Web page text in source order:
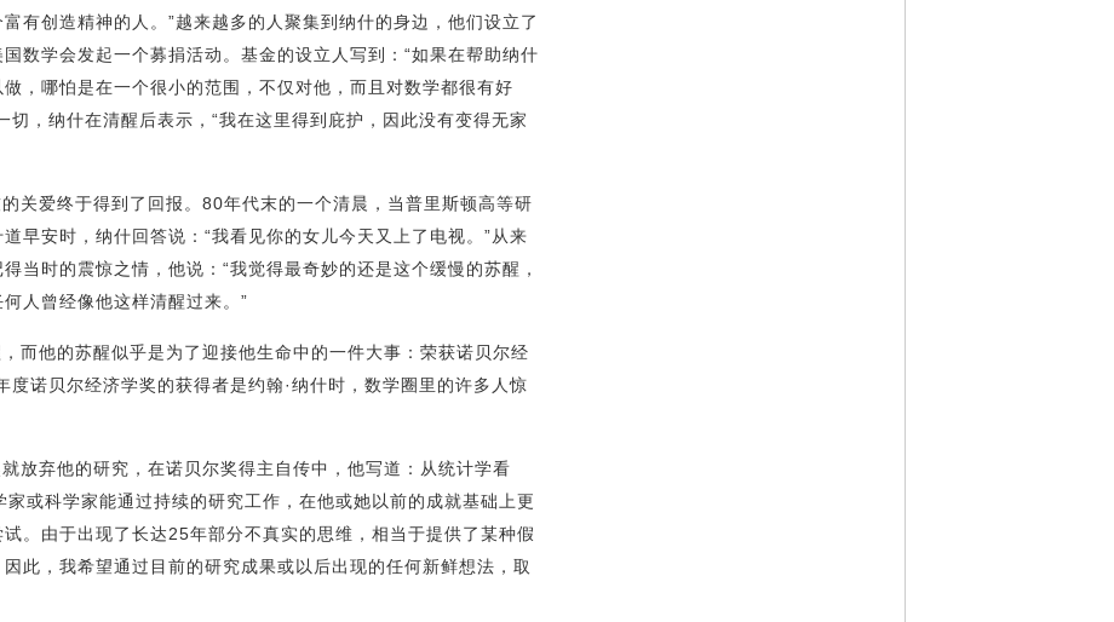
有创造精神的人。”越来越多的人聚集到纳什的身边，他们设立了
数学会发起一个募捐活动。基金的设立人写到：“如果在帮助纳什
，哪怕是在一个很小的范围，不仅对他，而且对数学都很有好
切，纳什在清醒后表示，“我在这里得到庇护，因此没有变得无家
关爱终于得到了回报。80年代末的一个清晨，当普里斯顿高等研
早安时，纳什回答说：“我看见你的女儿今天又上了电视。”从来
当时的震惊之情，他说：“我觉得最奇妙的还是这个缓慢的苏醒，
何人曾经像他这样清醒过来。”
而他的苏醒似乎是为了迎接他生命中的一件大事：荣获诺贝尔经
诺贝尔经济学奖的获得者是约翰·纳什时，数学圈里的许多人惊
放弃他的研究，在诺贝尔奖得主自传中，他写道：从统计学看
或科学家能通过持续的研究工作，在他或她以前的成就基础上更
。由于出现了长达25年部分不真实的思维，相当于提供了某种假
此，我希望通过目前的研究成果或以后出现的任何新鲜想法，取